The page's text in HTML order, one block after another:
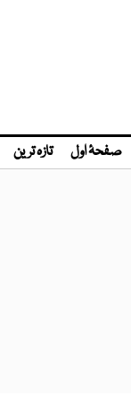
صفحۂ اول تازہ ترین